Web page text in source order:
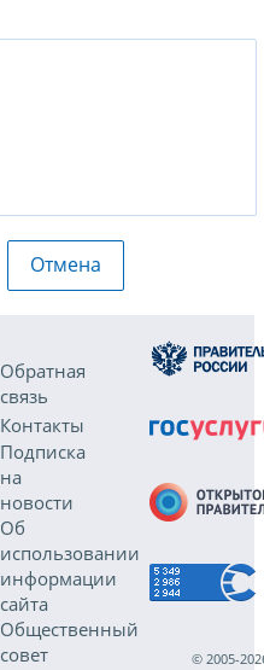
Отмена
Обратная
связь
Контакты
Подписка
на
новости
Об
использовании
информации
сайта
Общественный
совет
© 2005-